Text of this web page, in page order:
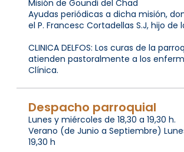
Misión de Goundi del Chad
Ayudas periódicas a dicha misión,
el P. Francesc Cortadellas S.J, hijo de
CLINICA DELFOS: Los curas de la
atienden pastoralmente a los
Clínica.
Despacho parroquial
Lunes y miércoles de 18,30 a 19,30 h.
Verano (de Junio a Septiembre)
19,30 h